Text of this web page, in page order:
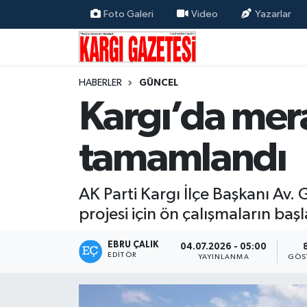
Foto Galeri Video Yazarlar
HABERLER GÜNCEL
Kargı’da
tamamlandı
AK Parti Kargı İlçe Başkanı
projesi için ön çalışmaların
EBRU ÇALIK
EDITÖR
04.07.2026 - 05:00
YAYINLANMA
Flaş Haber
Nöbetçi Eczaneler
Hava Durumu
Çorum Namaz Vakitleri
Trafik Durumu
Süper Lig Puan Durumu ve Fikstür
Tüm Manşetler
Son Dakika Haberleri